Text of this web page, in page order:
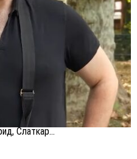
Слаткар...